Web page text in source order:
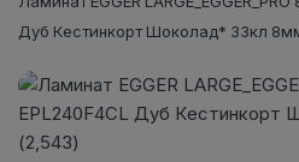
Дуб Кестинкорт Шоколад* 33кл